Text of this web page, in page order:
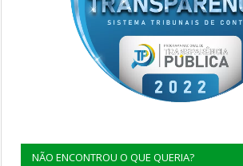
NÃO ENCONTROU O QUE QUERIA?